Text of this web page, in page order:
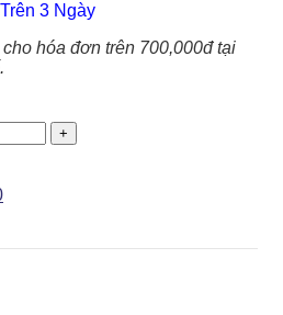
3 Ngày
hóa đơn trên 700,000đ tại